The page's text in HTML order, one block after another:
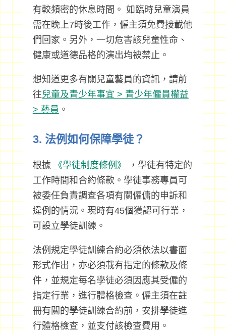
有較頻密的休息時間。 如臨時兒童演員
需在晚上7時後工作，僱主須免費接載他
們回家。另外，一切危害該兒童性命、
健康或道德品格的演出均被禁止。
想知道更多有關兒童藝員的資訊，請前
往兒童及青少年事宜 > 青少年僱員權益
> 藝員 。
3. 法例如何保障學徒？
根據 《學徒制度條例》
，學徒有特定的
工作時間和合約條款。學徒事務專員可
被委任負責調查各項有關僱傭的申訴和
違例的情況。現時有45個獲認可行業，
可設立學徒訓練。
法例規定學徒訓練合約必須依法以書面
形式作出，亦必須載有指定的條款及條
件，並規定每名學徒必須因應其受僱的
指定行業，進行體格檢查。僱主須在註
冊有關的學徒訓練合約前，安排學徒進
行體格檢查，並支付該檢查費用。